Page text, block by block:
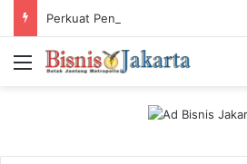
Menu